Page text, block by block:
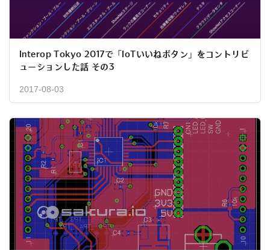
Interop Tokyo 2017で「IoTいいねボタン」をコントリビ
ューションした話 その3
2017-08-03